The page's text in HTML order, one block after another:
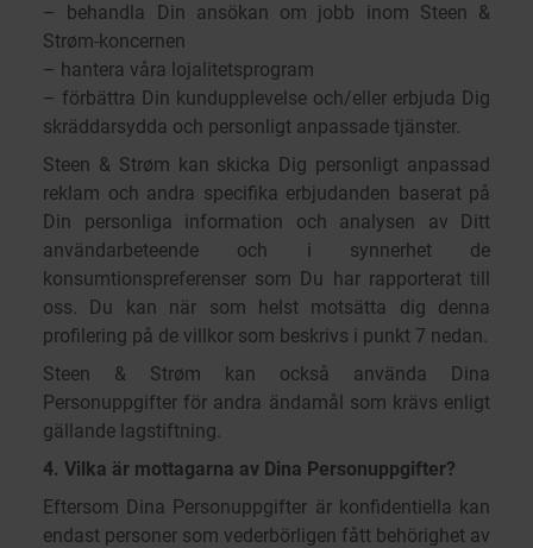
– behandla Din ansökan om jobb inom Steen &
Strøm-koncernen
– hantera våra lojalitetsprogram
– förbättra Din kundupplevelse och/eller erbjuda Dig
skräddarsydda och personligt anpassade tjänster.
Steen & Strøm kan skicka Dig personligt anpassad
reklam och andra specifika erbjudanden baserat på
Din personliga information och analysen av Ditt
användarbeteende och i synnerhet de
konsumtionspreferenser som Du har rapporterat till
oss. Du kan när som helst motsätta dig denna
profilering på de villkor som beskrivs i punkt 7 nedan.
Steen & Strøm kan också använda Dina
Personuppgifter för andra ändamål som krävs enligt
gällande lagstiftning.
4. Vilka är mottagarna av Dina Personuppgifter?
Eftersom Dina Personuppgifter är konfidentiella kan
endast personer som vederbörligen fått behörighet av